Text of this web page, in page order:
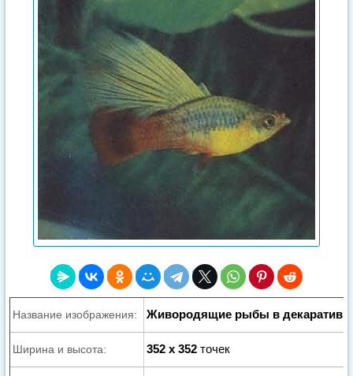
Название изображения: Живородящие рыбы в
Ширина и высота: 352 x 352 точек